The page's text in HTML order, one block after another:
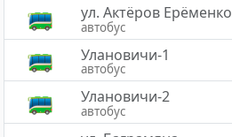
ул. Актёров Ерёменко
автобус
Улановичи-1
автобус
Улановичи-2
автобус